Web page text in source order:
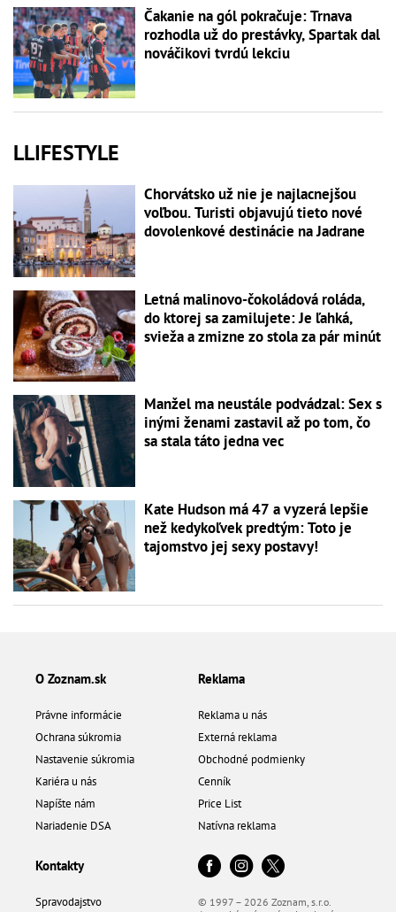
Čakanie na gól pokračuje: Trnava
rozhodla už do prestávky, Spartak dal
nováčikovi tvrdú lekciu
LLIFESTYLE
Chorvátsko už nie je najlacnejšou
voľbou. Turisti objavujú tieto nové
dovolenkové destinácie na Jadrane
Letná malinovo-čokoládová roláda,
do ktorej sa zamilujete: Je ľahká,
svieža a zmizne zo stola za pár minút
Manžel ma neustále podvádzal: Sex s
inými ženami zastavil až po tom, čo
sa stala táto jedna vec
Kate Hudson má 47 a vyzerá lepšie
než kedykoľvek predtým: Toto je
tajomstvo jej sexy postavy!
O Zoznam.sk
Právne informácie
Ochrana súkromia
Nastavenie súkromia
Kariéra u nás
Napíšte nám
Nariadenie DSA
Reklama
Reklama u nás
Externá reklama
Obchodné podmienky
Cenník
Price List
Natívna reklama
Kontakty
Spravodajstvo © 1997 – 2026 Zoznam, s.r.o.